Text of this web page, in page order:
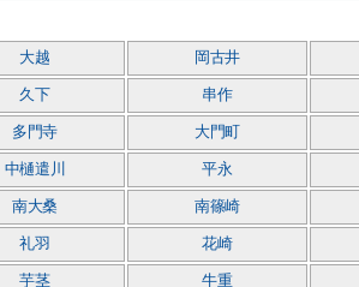
大越 岡古井
久下 串作
多門寺 大門町
中樋遣川 平永
南大桑 南篠崎
礼羽 花崎
芋茎 牛重